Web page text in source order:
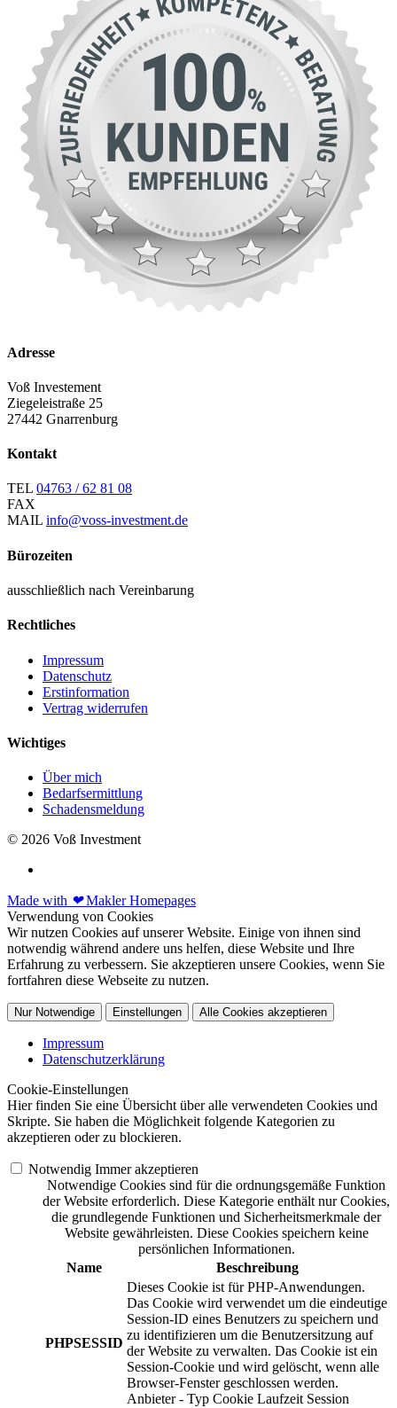
Adresse
Voß Investement
Ziegeleistraße 25
27442 Gnarrenburg
Kontakt
TEL 04763 / 62 81 08
FAX
MAIL info@voss-investment.de
Bürozeiten
ausschließlich nach Vereinbarung
Rechtliches
Impressum
Datenschutz
Erstinformation
Vertrag widerrufen
Wichtiges
Über mich
Bedarfsermittlung
Schadensmeldung
© 2026 Voß Investment
Made with ❤Makler Homepages
Verwendung von Cookies
Wir nutzen Cookies auf unserer Website. Einige von ihnen sind
notwendig während andere uns helfen, diese Website und Ihre
Erfahrung zu verbessern. Sie akzeptieren unsere Cookies, wenn Sie
fortfahren diese Webseite zu nutzen.
Nur Notwendige Einstellungen Alle Cookies akzeptieren
Impressum
Datenschutzerklärung
Cookie-Einstellungen
Hier finden Sie eine Übersicht über alle verwendeten Cookies und
Skripte. Sie haben die Möglichkeit folgende Kategorien zu
akzeptieren oder zu blockieren.
Notwendig Immer akzeptieren
Notwendige Cookies sind für die ordnungsgemäße Funktion
der Website erforderlich. Diese Kategorie enthält nur Cookies,
die grundlegende Funktionen und Sicherheitsmerkmale der
Website gewährleisten. Diese Cookies speichern keine
persönlichen Informationen.
Name
Beschreibung
PHPSESSID
Dieses Cookie ist für PHP-Anwendungen.
Das Cookie wird verwendet um die eindeutige
Session-ID eines Benutzers zu speichern und
zu identifizieren um die Benutzersitzung auf
der Website zu verwalten. Das Cookie ist ein
Session-Cookie und wird gelöscht, wenn alle
Browser-Fenster geschlossen werden.
Anbieter - Typ Cookie Laufzeit Session